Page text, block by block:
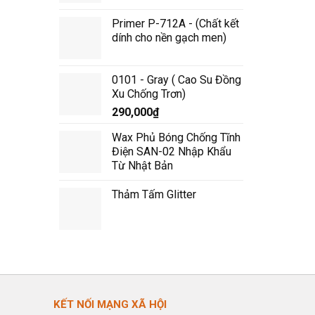
Primer P-712A - (Chất kết
dính cho nền gạch men)
0101 - Gray ( Cao Su Đồng
Xu Chống Trơn)
290,000₫
Wax Phủ Bóng Chống Tĩnh
Điện SAN-02 Nhập Khẩu
Từ Nhật Bản
Thảm Tấm Glitter
KẾT NỐI MẠNG XÃ HỘI